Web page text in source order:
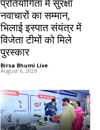
प्रतियोगिता में सुरक्षा
नवाचारों का सम्मान,
भिलाई इस्पात संयंत्र में
विजेता टीमों को मिले
पुरस्कार
Birsa Bhumi Live -
August 6, 2026